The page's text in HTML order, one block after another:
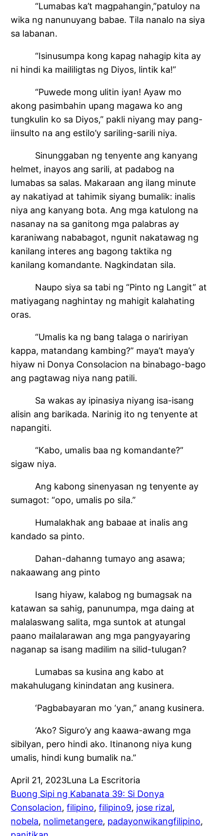
“Lumabas ka’t magpahangin,”patuloy na
wika ng nanunuyang babae. Tila nanalo na siya
sa labanan.
“Isinusumpa kong kapag nahagip kita ay
ni hindi ka maililigtas ng Diyos, lintik ka!”
“Puwede mong ulitin iyan! Ayaw mo
akong pasimbahin upang magawa ko ang
tungkulin ko sa Diyos,” pakli niyang may pang-
iinsulto na ang estilo’y sariling-sarili niya.
Sinunggaban ng tenyente ang kanyang
helmet, inayos ang sarili, at padabog na
lumabas sa salas. Makaraan ang ilang minute
ay nakatiyad at tahimik siyang bumalik: inalis
niya ang kanyang bota. Ang mga katulong na
nasanay na sa ganitong mga palabras ay
karaniwang nababagot, ngunit nakatawag ng
kanilang interes ang bagong taktika ng
kanilang komandante. Nagkindatan sila.
Naupo siya sa tabi ng “Pinto ng Langit” at
matiyagang naghintay ng mahigit kalahating
oras.
“Umalis ka ng bang talaga o naririyan
kappa, matandang kambing?” maya’t maya’y
hiyaw ni Donya Consolacion na binabago-bago
ang pagtawag niya nang patili.
Sa wakas ay ipinasiya niyang isa-isang
alisin ang barikada. Narinig ito ng tenyente at
napangiti.
“Kabo, umalis baa ng komandante?”
sigaw niya.
Ang kabong sinenyasan ng tenyente ay
sumagot: “opo, umalis po sila.”
Humalakhak ang babaae at inalis ang
kandado sa pinto.
Dahan-dahanng tumayo ang asawa;
nakaawang ang pinto
Isang hiyaw, kalabog ng bumagsak na
katawan sa sahig, panunumpa, mga daing at
malalaswang salita, mga suntok at atungal
paano mailalarawan ang mga pangyayaring
naganap sa isang madilim na silid-tulugan?
Lumabas sa kusina ang kabo at
makahulugang kinindatan ang kusinera.
‘Pagbabayaran mo ‘yan,” anang kusinera.
‘Ako? Siguro’y ang kaawa-awang mga
sibilyan, pero hindi ako. Itinanong niya kung
umalis, hindi kung bumalik na.”
April 21, 2023Luna La Escritoria
Buong Sipi ng Kabanata 39: Si Donya
Consolacion, filipino, filipino9, jose rizal
nobela, nolimetangere, padayonwikangfilipino